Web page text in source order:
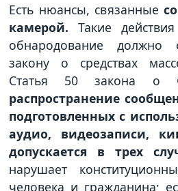
Есть нюансы, связанные
камерой.Такие
обнародование должно
закону о средствах
Статья 50 закона о
распространение
подготовленных с
аудио, видеозаписи,
допускается в трех
нарушает
человека и гражданина;